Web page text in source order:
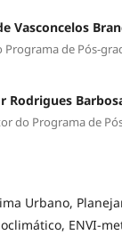
Vasconcelos
de Pós-
Rodrigues
do Programa de
Urbano,
ENVI-